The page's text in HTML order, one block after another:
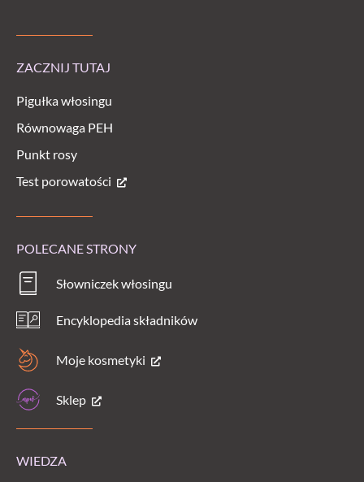
ZACZNIJ TUTAJ
Pigułka włosingu
Równowaga PEH
Punkt rosy
Test porowatości
POLECANE STRONY
Słowniczek włosingu
Encyklopedia składników
Moje kosmetyki
Sklep
WIEDZA